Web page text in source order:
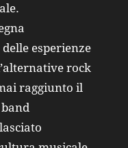
esperienze
rock
raggiunto il